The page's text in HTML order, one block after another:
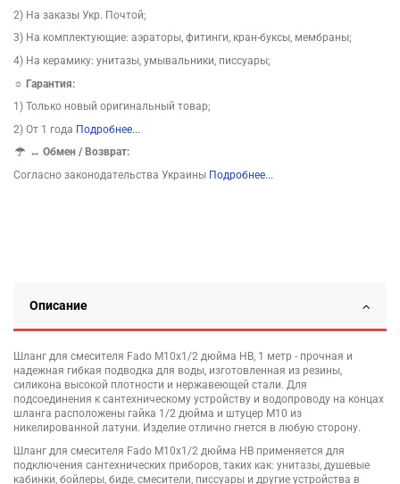
2) На заказы Укр. Почтой;
3) На комплектующие: аэраторы, фитинги, кран-буксы, мембраны;
4) На керамику: унитазы, умывальники, писсуары;
☼ Гарантия:
1) Только новый оригинальный товар;
2) От 1 года Подробнее...
↔Обмен / Возврат:
Согласно законодательства Украины Подробнее...
Описание
Шланг для смесителя Fado M10х1/2 дюйма НВ, 1 метр - прочная и
надежная гибкая подводка для воды, изготовленная из резины,
силикона высокой плотности и нержавеющей стали. Для
подсоединения к сантехническому устройству и водопроводу на концах
шланга расположены гайка 1/2 дюйма и штуцер M10 из
никелированной латуни. Изделие отлично гнется в любую сторону.
Шланг для смесителя Fado M10х1/2 дюйма НВ применяется для
подключения сантехнических приборов, таких как: унитазы, душевые
кабинки, бойлеры, биде, смесители, писсуары и другие устройства в